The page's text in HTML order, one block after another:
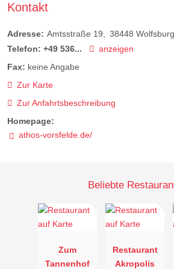
Kontakt
Adresse: Amtsstraße 19 38448 Wolfsburg
Telefon: +49 536...
anzeigen
Fax: keine Angabe
Zur Karte
Zur Anfahrtsbeschreibung
Homepage:
athos-vorsfelde.de/
Beliebte
Zum
Tannenhof
Restaurant
Akropolis